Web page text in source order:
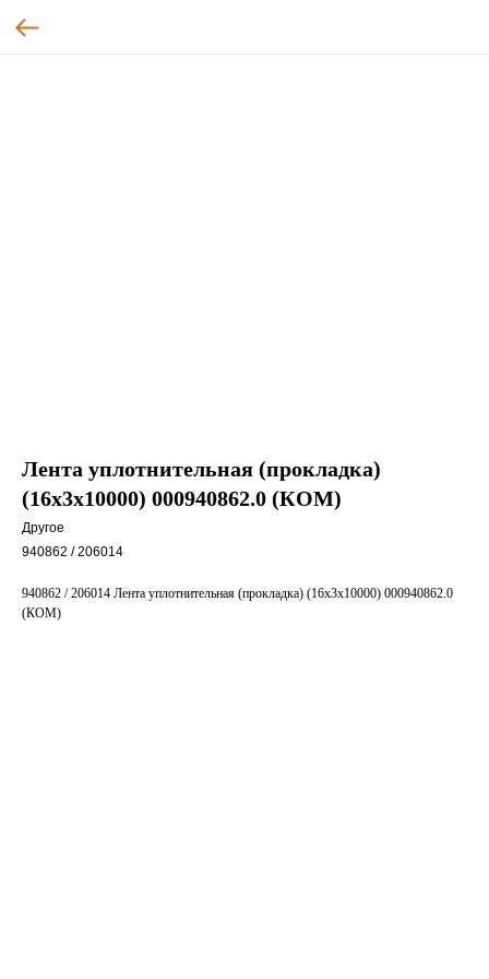
Лента уплотнительная (прокладка)
(16х3х10000) 000940862.0 (КОМ)
Другое
940862 / 206014
940862 / 206014 Лента уплотнительная (прокладка) (16х3х10000) 000940862.0
(КОМ)